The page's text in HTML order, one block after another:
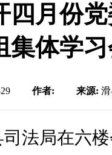
四月份
集体学
作者: 来源:
法局在六楼